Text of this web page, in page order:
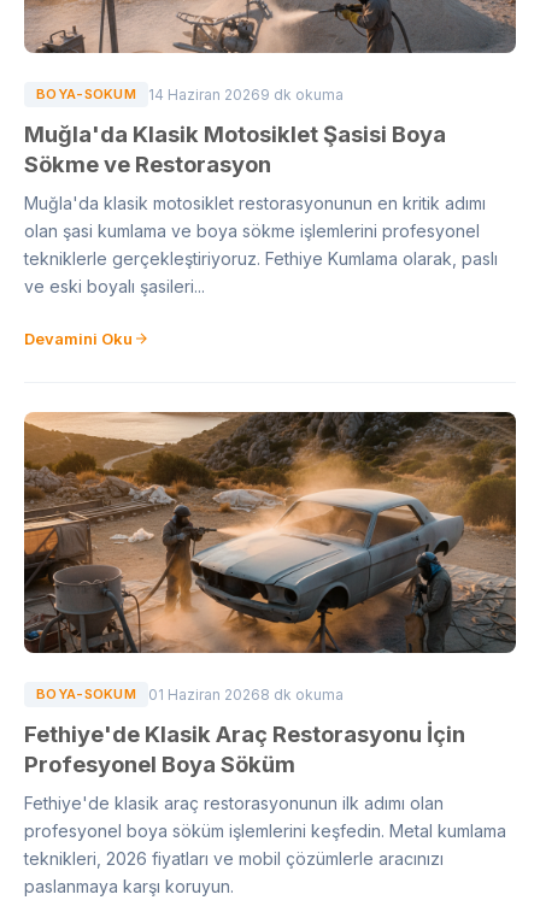
BOYA-SOKUM 14 Haziran 20269 dk okuma
Muğla'da Klasik Motosiklet Şasisi Boya
Sökme ve Restorasyon
Muğla'da klasik motosiklet restorasyonunun en kritik adımı
olan şasi kumlama ve boya sökme işlemlerini profesyonel
tekniklerle gerçekleştiriyoruz. Fethiye Kumlama olarak, paslı
ve eski boyalı şasileri...
Devamini Oku
BOYA-SOKUM 01 Haziran 20268 dk okuma
Fethiye'de Klasik Araç Restorasyonu İçin
Profesyonel Boya Söküm
Fethiye'de klasik araç restorasyonunun ilk adımı olan
profesyonel boya söküm işlemlerini keşfedin. Metal kumlama
teknikleri, 2026 fiyatları ve mobil çözümlerle aracınızı
paslanmaya karşı koruyun.